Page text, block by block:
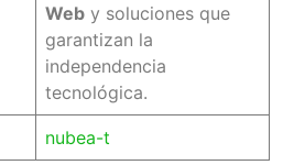
Web y soluciones que
garantizan la
independencia
tecnológica.
nubea-t